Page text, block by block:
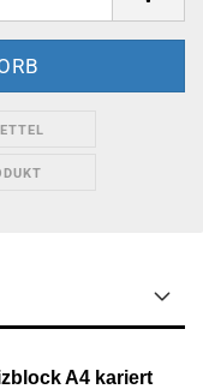
A4 kariert